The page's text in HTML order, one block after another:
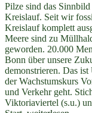
Pilze sind das
Kreislauf. Seit wir
Kreislauf komplett
Meere sind zu
geworden. 20.000
Bonn über unsere
demonstrieren. Das
der Wachstumskurs
und Verkehr geht.
Viktoriaviertel (s.u.)